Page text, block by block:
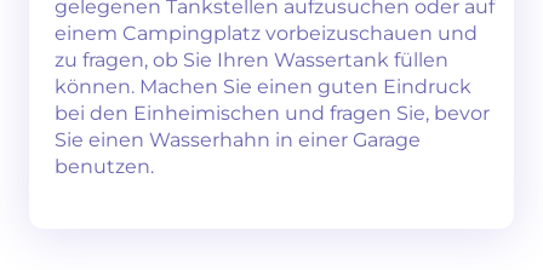
gelegenen Tankstellen aufzusuchen oder auf
einem Campingplatz vorbeizuschauen und
zu fragen, ob Sie Ihren Wassertank füllen
können. Machen Sie einen guten Eindruck
bei den Einheimischen und fragen Sie, bevor
Sie einen Wasserhahn in einer Garage
benutzen.